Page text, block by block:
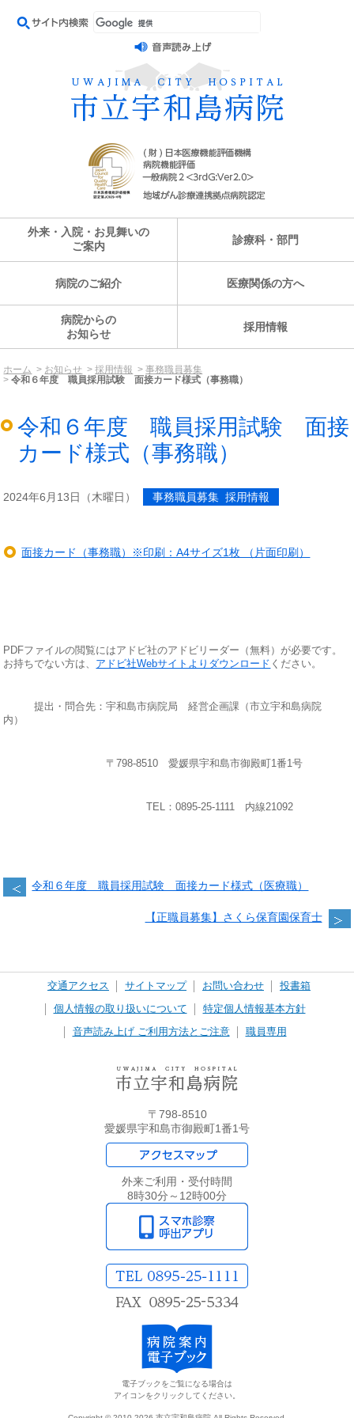
外来・入院・お見舞いの
ご案内
診療科・部門
病院のご紹介 医療関係の方へ
病院からの
お知らせ
採用情報
ホーム お知らせ 採用情報
事務職員募集
令和６年度 職員採用試験 面接カード様式（事務職）
令和６年度 職員採用試験 面接
カード様式（事務職）
2024年6月13日（木曜日） 事務職員募集 採用情報
面接カード（事務職）※印刷：A4サイズ1枚 （片面印刷）
PDFファイルの閲覧にはアドビ社のアドビリーダー（無料）が必要です。
お持ちでない方は、 アドビ社Webサイトよりダウンロード ください。
提出・問合先：宇和島市病院局 経営企画課（市立宇和島病院
内）
〒798-8510 愛媛県宇和島市御殿町1番1号
TEL：0895-25-1111 内線21092
令和６年度 職員採用試験 面接カード様式（医療職）
【正職員募集】さくら保育園保育士
交通アクセス サイトマップ お問い合わせ 投書箱
個人情報の取り扱いについて 特定個人情報基本方針
音声読み上げ ご利用方法とご注意 職員専用
〒798-8510
愛媛県宇和島市御殿町1番1号
外来ご利用・受付時間
8時30分～12時00分
電子ブックをご覧になる場合は
アイコンをクリックしてください。